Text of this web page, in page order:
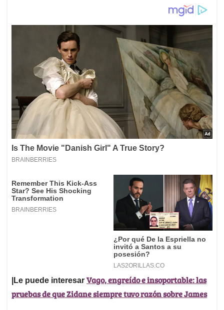
|Le puede interesar Vago, engreído e insoportable: las
pruebas de que Zidane siempre tuvo razón sobre James